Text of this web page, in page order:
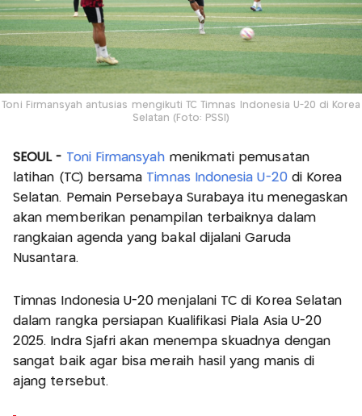
Toni Firmansyah antusias mengikuti TC Timnas Indonesia U-20 di Korea
Selatan (Foto: PSSI)
SEOUL - Toni Firmansyah menikmati pemusatan
latihan (TC) bersama Timnas Indonesia U-20di Korea
Selatan. Pemain Persebaya Surabaya itu menegaskan
akan memberikan penampilan terbaiknya dalam
rangkaian agenda yang bakal dijalani Garuda
Nusantara.
Timnas Indonesia U-20 menjalani TC di Korea Selatan
dalam rangka persiapan Kualifikasi Piala Asia U-20
2025. Indra Sjafri akan menempa skuadnya dengan
sangat baik agar bisa meraih hasil yang manis di
ajang tersebut.